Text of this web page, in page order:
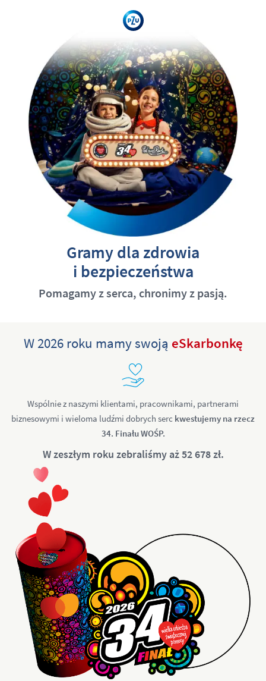
Gramy dla zdrowia
i bezpieczeństwa
Pomagamy z serca, chronimy z pasją.
W 2026 roku mamy swoją eSkarbonkę
Wspólnie z naszymi klientami, pracownikami, partnerami
biznesowymi i wieloma ludźmi dobrych serc kwestujemy na rzecz
34. Finału WOŚP.
W zeszłym roku zebraliśmy aż 52 678 zł.